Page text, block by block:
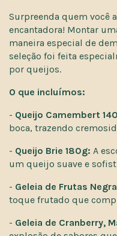
Surpreenda quem você
encantadora! Montar
maneira especial de
seleção foi feita
por queijos.
O que incluímos:
- Queijo Camembert
boca, trazendo
- Queijo Brie 180g: A
um queijo suave e
- Geleia de Frutas
toque frutado que
- Geleia de Cranberry,